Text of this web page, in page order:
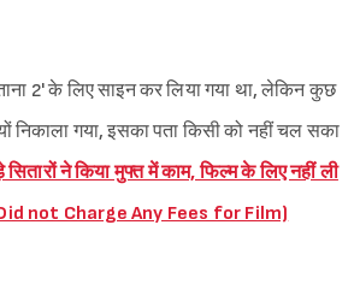
2' के लिए साइन कर लिया गया था, लेकिन कुछ
निकाला गया, इसका पता किसी को नहीं चल सका
ने किया मुफ्त में काम, फिल्म के लिए नहीं ली
not Charge Any Fees for Film)